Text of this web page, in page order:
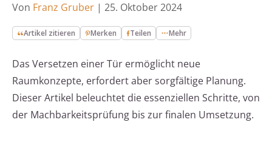
Von Franz Gruber | 25. Oktober 2024
Artikel zitieren Merken Teilen Mehr
Das Versetzen einer Tür ermöglicht neue
Raumkonzepte, erfordert aber sorgfältige Planung.
Dieser Artikel beleuchtet die essenziellen Schritte, von
der Machbarkeitsprüfung bis zur finalen Umsetzung.